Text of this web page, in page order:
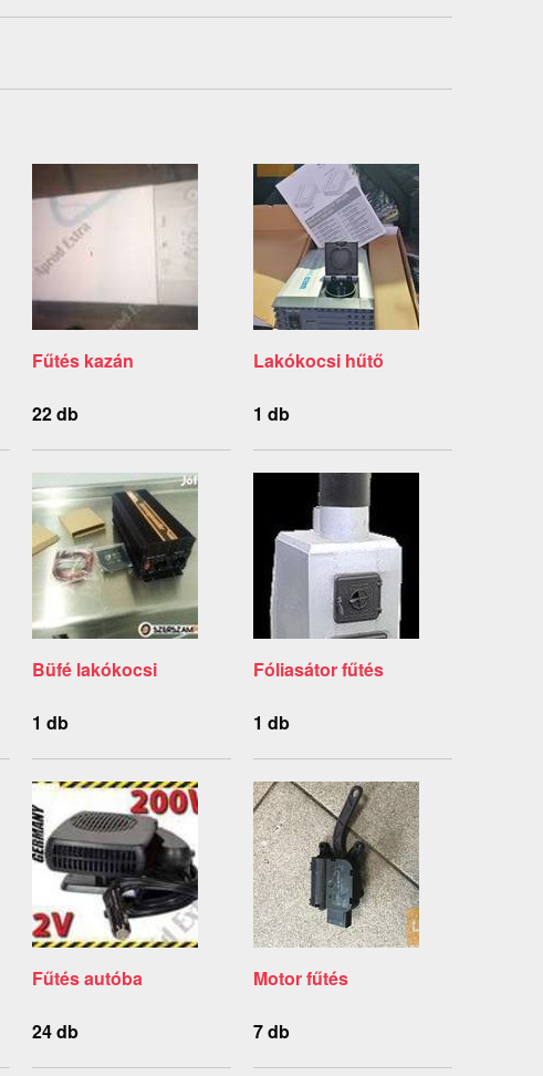
Fűtés kazán
22 db
Lakókocsi hűtő
1 db
Büfé lakókocsi
1 db
Fóliasátor fűtés
1 db
Fűtés autóba
24 db
Motor fűtés
7 db